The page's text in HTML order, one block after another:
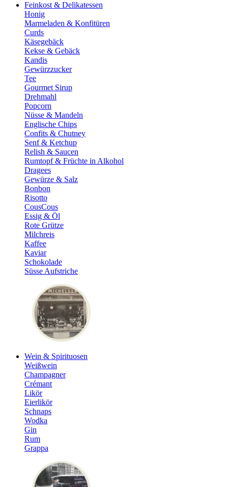
Feinkost & Delikatessen
Honig
Marmeladen & Konfitüren
Curds
Käsegebäck
Kekse & Gebäck
Kandis
Gewürzzucker
Tee
Gourmet Sirup
Drehmahl
Popcorn
Nüsse & Mandeln
Englische Chips
Confits & Chutney
Senf & Ketchup
Relish & Saucen
Rumtopf & Früchte in Alkohol
Dragees
Gewürze & Salz
Bonbon
Risotto
CousCous
Essig & Öl
Rote Grütze
Milchreis
Kaffee
Kaviar
Schokolade
Süsse Aufstriche
Wein & Spirituosen
Weißwein
Champagner
Crémant
Likör
Eierlikör
Schnaps
Wodka
Gin
Rum
Grappa